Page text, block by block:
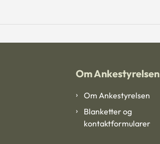
Om Ankestyrelsen
Om Ankestyrelsen
Blanketter og
kontaktformularer